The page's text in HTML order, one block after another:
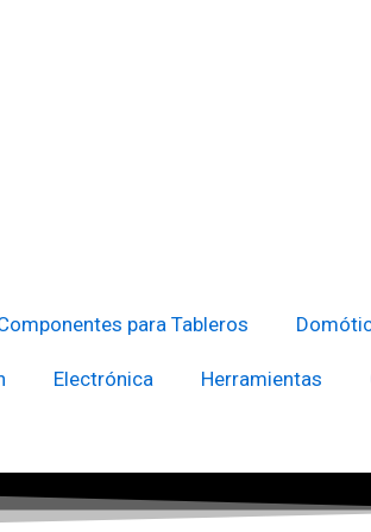
para Tableros
Electrónica Herramientas